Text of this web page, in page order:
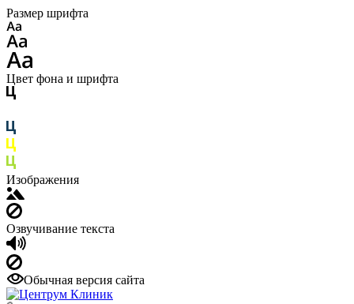
Размер шрифта
Цвет фона и шрифта
Изображения
Озвучивание текста
Обычная версия сайта